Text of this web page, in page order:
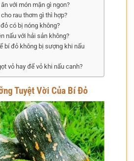
với món mặn gì ngon?
rau thơm gì thì hợp?
có bị nóng không?
nấu với hải sản không?
bí đỏ không bị sượng khi nấu
vỏ hay để vỏ khi nấu canh?
Tuyệt Vời Của Bí Đỏ